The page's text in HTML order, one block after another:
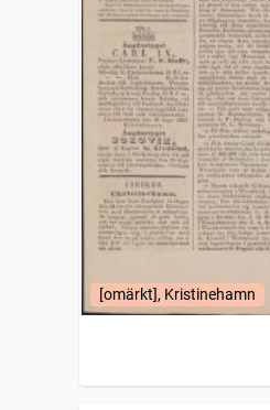
[omärkt], Kristinehamn